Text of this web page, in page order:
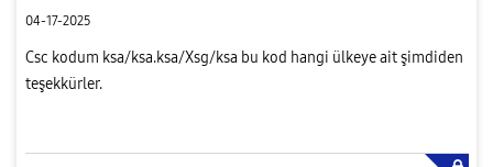
04-17-2025
Csc kodum ksa/ksa.ksa/Xsg/ksa bu kod hangi ülkeye ait şimdiden
teşekkürler.